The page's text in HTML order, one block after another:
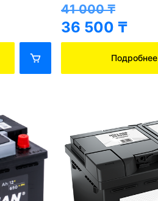
41 000₸
36 500 ₸
Подробнее